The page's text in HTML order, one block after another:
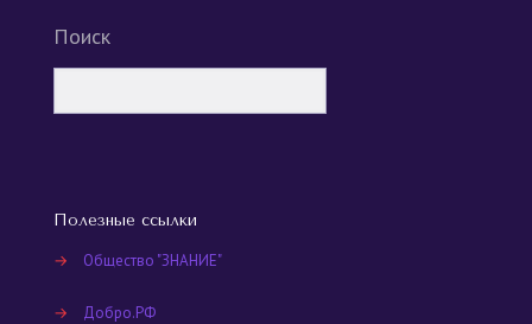
Поиск
Полезные ссылки
→ Общество "ЗНАНИЕ"
→ Добро.РФ